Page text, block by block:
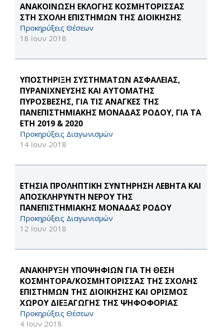
ΑΝΑΚΟΙΝΩΣΗ ΕΚΛΟΓΗΣ ΚΟΣΜΗΤΟΡΙΣΣΑΣ
ΣΤΗ ΣΧΟΛΗ ΕΠΙΣΤΗΜΩΝ ΤΗΣ ΔΙΟΙΚΗΣΗΣ
Προκηρύξεις Θέσεων
18 Ιουν 2018
ΥΠΟΣΤΗΡΙΞΗ ΣΥΣΤΗΜΑΤΩΝ ΑΣΦΑΛΕΙΑΣ,
ΠΥΡΑΝΙΧΝΕΥΣΗΣ ΚΑΙ ΑΥΤΟΜΑΤΗΣ
ΠΥΡΟΣΒΕΣΗΣ, ΓΙΑ ΤΙΣ ΑΝΑΓΚΕΣ ΤΗΣ
ΠΑΝΕΠΙΣΤΗΜΙΑΚΗΣ ΜΟΝΑΔΑΣ ΡΟΔΟΥ, ΓΙΑ ΤΑ
ΕΤΗ 2019 & 2020
Προκηρύξεις Διαγωνισμών
14 Ιουν 2018
ΕΤΗΣΙΑ ΠΡΟΛΗΠΤΙΚΗ ΣΥΝΤΗΡΗΣΗ ΛΕΒΗΤΑ ΚΑΙ
ΑΠΟΣΚΛΗΡΥΝΤΗ ΝΕΡΟΥ ΤΗΣ
ΠΑΝΕΠΙΣΤΗΜΙΑΚΗΣ ΜΟΝΑΔΑΣ ΡΟΔΟΥ
Προκηρύξεις Διαγωνισμών
12 Ιουν 2018
ΑΝΑΚΗΡΥΞΗ ΥΠΟΨΗΦΙΩΝ ΓΙΑ ΤΗ ΘΕΣΗ
ΚΟΣΜΗΤΟΡΑ/ΚΟΣΜΗΤΟΡΙΣΣΑΣ ΤΗΣ ΣΧΟΛΗΣ
ΕΠΙΣΤΗΜΩΝ ΤΗΣ ΔΙΟΙΚΗΣΗΣ ΚΑΙ ΟΡΙΣΜΟΣ
ΧΩΡΟΥ ΔΙΕΞΑΓΩΓΗΣ ΤΗΣ ΨΗΦΟΦΟΡΙΑΣ
Προκηρύξεις Θέσεων
4 Ιουν 2018